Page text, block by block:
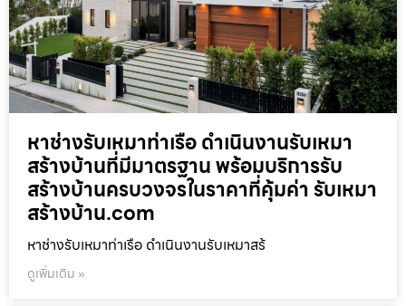
หาช่างรับเหมาท่าเรือ ดำเนินงานรับเหมา
สร้างบ้านที่มีมาตรฐาน พร้อมบริการรับ
สร้างบ้านครบวงจรในราคาที่คุ้มค่า รับเหมา
สร้างบ้าน.com
หาช่างรับเหมาท่าเรือ ดำเนินงานรับเหมาสร้
ดูเพิ่มเติม »